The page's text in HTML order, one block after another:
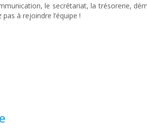
le secrétariat, la trésorerie,
à rejoindre l’équipe !